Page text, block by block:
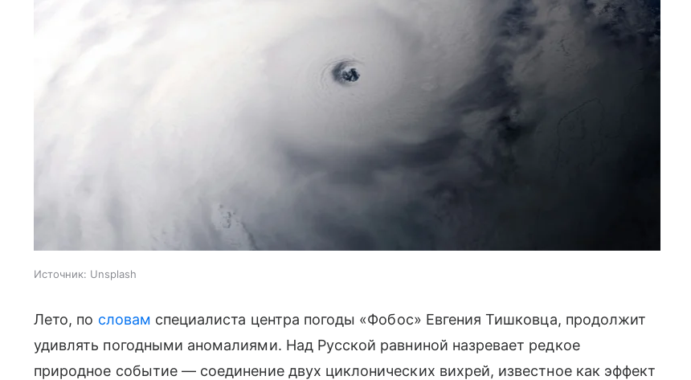
Источник: Unsplash
Лето, по словам специалиста центра погоды «Фобос» Евгения Тишковца, продолжит
удивлять погодными аномалиями. Над Русской равниной назревает редкое
природное событие — соединение двух циклонических вихрей, известное как эффект